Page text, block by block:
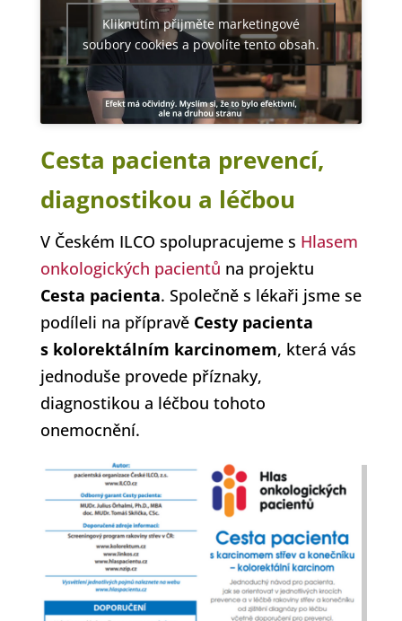
Kliknutím přijměte marketingové
soubory cookies a povolíte tento obsah.
Cesta pacienta prevencí,
diagnostikou a léčbou
V Českém ILCO spolupracujeme s Hlasem
onkologických pacientů na projektu
Cesta pacienta. Společně s lékaři jsme se
podíleli na přípravě Cesty pacienta
s kolorektálním karcinomem, která vás
jednoduše provede příznaky,
diagnostikou a léčbou tohoto
onemocnění.